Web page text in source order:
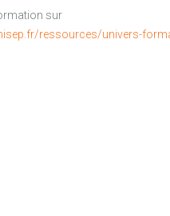
sur
ressources/univers-